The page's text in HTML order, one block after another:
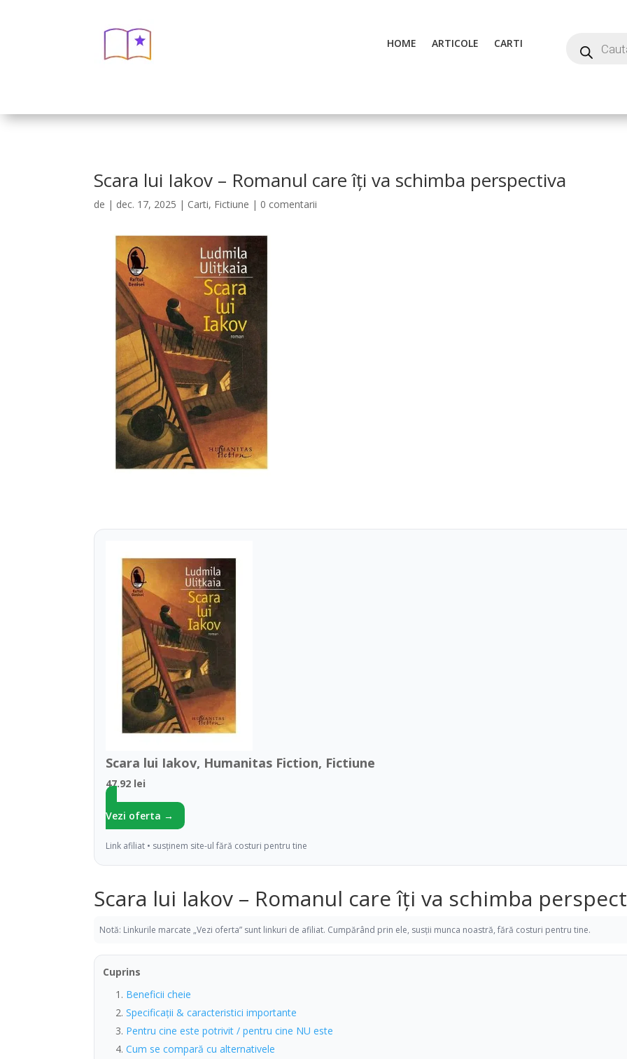
HOME ARTICOLE CARTI
Scara lui Iakov – Romanul care îți va schimba perspectiva
de | dec. 17, 2025 | Carti, Fictiune | 0 comentarii
Scara lui Iakov, Humanitas Fiction, Fictiune
47.92 lei
Vezi oferta →
Link afiliat • susținem site-ul fără costuri pentru tine
Scara lui Iakov – Romanul care îți va schimba
Notă: Linkurile marcate „Vezi oferta” sunt linkuri de afiliat. Cumpărând prin ele, susții munca noastră, fără costuri pentru tine.
Cuprins
Beneficii cheie
Specificații & caracteristici importante
Pentru cine este potrivit / pentru cine NU este
Cum se compară cu alternativele